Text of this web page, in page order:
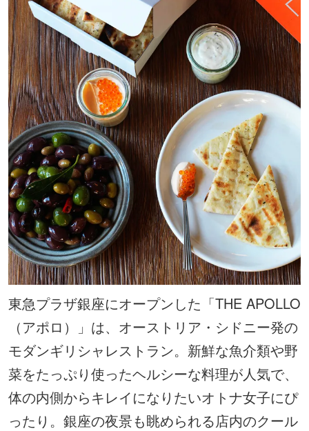
東急プラザ銀座にオープンした「THE APOLLO
（アポロ）」は、オーストリア・シドニー発の
モダンギリシャレストラン。新鮮な魚介類や野
菜をたっぷり使ったヘルシーな料理が人気で、
体の内側からキレイになりたいオトナ女子にぴ
ったり。銀座の夜景も眺められる店内のクール